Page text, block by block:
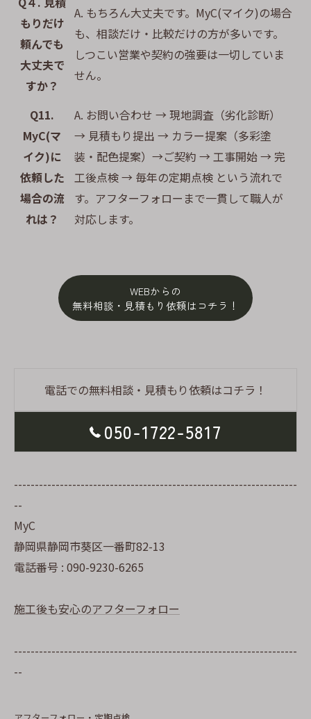
もりだけ
頼んでも
大丈夫で
すか？
A. もちろん大丈夫です。MyC(マイク)の場合
も、相談だけ・比較だけの方が多いです。
しつこい営業や契約の強要は一切していま
せん。
Q11.
MyC(マ
イク)に
依頼した
場合の流
れは？
A. お問い合わせ → 現地調査（劣化診断）
→ 見積もり提出 → カラー提案（多彩塗
装・配色提案）→ご契約 → 工事開始 → 完
工後点検 → 毎年の定期点検 という流れで
す。アフターフォローまで一貫して職人が
対応します。
WEBからの
無料相談・見積もり依頼はコチラ！
電話での無料相談・見積もり依頼はコチラ！
050-1722-5817
--------------------------------------------------------------------
--
MyC
静岡県静岡市葵区一番町82-13
電話番号 : 090-9230-6265
施工後も安心のアフターフォロー
--------------------------------------------------------------------
--